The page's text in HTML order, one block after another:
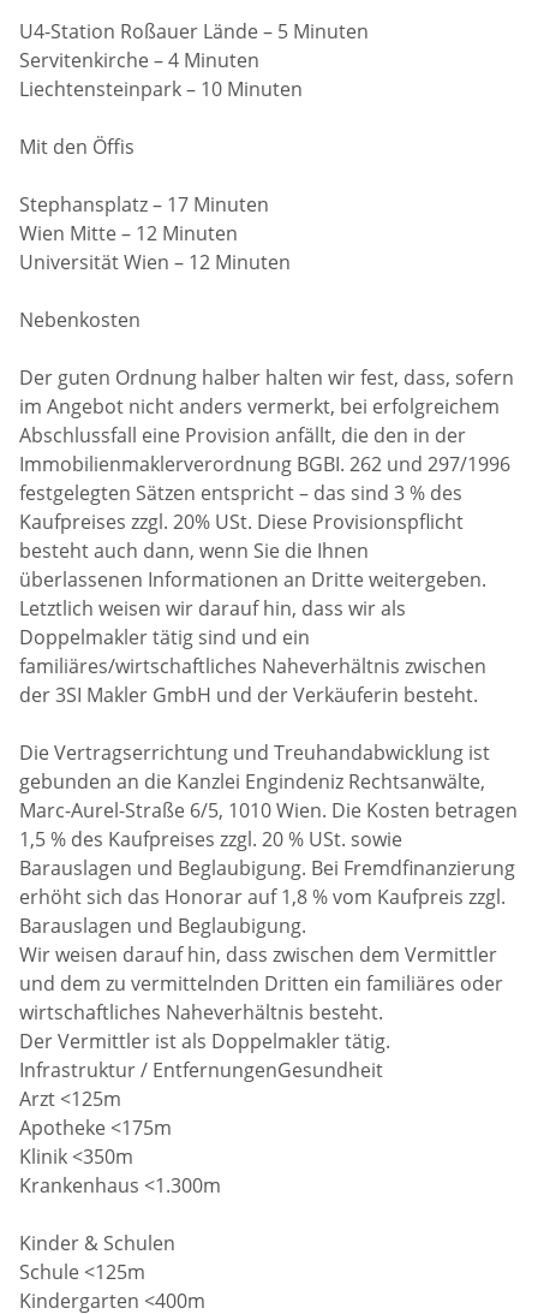
U4-Station Roßauer Lände – 5 Minuten
Servitenkirche – 4 Minuten
Liechtensteinpark – 10 Minuten
Mit den Öffis
Stephansplatz – 17 Minuten
Wien Mitte – 12 Minuten
Universität Wien – 12 Minuten
Nebenkosten
Der guten Ordnung halber halten wir fest, dass, sofern
im Angebot nicht anders vermerkt, bei erfolgreichem
Abschlussfall eine Provision anfällt, die den in der
Immobilienmaklerverordnung BGBI. 262 und 297/1996
festgelegten Sätzen entspricht – das sind 3 % des
Kaufpreises zzgl. 20% USt. Diese Provisionspflicht
besteht auch dann, wenn Sie die Ihnen
überlassenen Informationen an Dritte weitergeben.
Letztlich weisen wir darauf hin, dass wir als
Doppelmakler tätig sind und ein
familiäres/wirtschaftliches Naheverhältnis zwischen
der 3SI Makler GmbH und der Verkäuferin besteht.
Die Vertragserrichtung und Treuhandabwicklung ist
gebunden an die Kanzlei Engindeniz Rechtsanwälte,
Marc-Aurel-Straße 6/5, 1010 Wien. Die Kosten betragen
1,5 % des Kaufpreises zzgl. 20 % USt. sowie
Barauslagen und Beglaubigung. Bei Fremdfinanzierung
erhöht sich das Honorar auf 1,8 % vom Kaufpreis zzgl.
Barauslagen und Beglaubigung.
Wir weisen darauf hin, dass zwischen dem Vermittler
und dem zu vermittelnden Dritten ein familiäres oder
wirtschaftliches Naheverhältnis besteht.
Der Vermittler ist als Doppelmakler tätig.
Infrastruktur / EntfernungenGesundheit
Arzt <125m
Apotheke <175m
Klinik <350m
Krankenhaus <1.300m
Kinder & Schulen
Schule <125m
Kindergarten <400m